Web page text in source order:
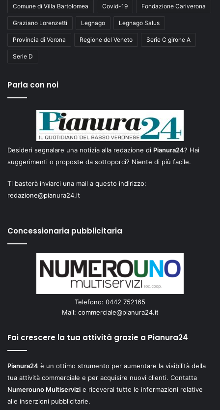
Comune di Villa Bartolomea Covid-19 Fondazione Cariverona
Graziano Lorenzetti Legnago Legnago Salus
Provincia di Verona Regione del Veneto Serie C girone A
Serie D
Parla con noi
Desideri segnalare una notizia alla redazione di Pianura24? Hai
suggerimenti o proposte da sottoporci? Niente di più facile.
Ti basterà inviarci una mail a questo indirizzo:
redazione@pianura24.it
Concessionaria pubblicitaria
Telefono: 0442 752165
Mail: commerciale@pianura24.it
Fai crescere la tua attività grazie a Pianura24
Pianura24 è un ottimo strumento per aumentare la visibilità della
tua attività commerciale e per acquisire nuovi clienti. Contatta
Numerouno Multiservizi e riceverai tutte le informazioni relative
alle inserzioni pubblicitarie.